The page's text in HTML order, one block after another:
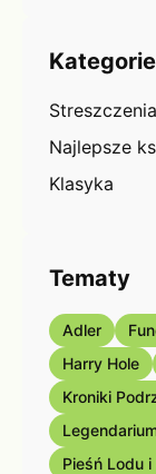
Kategorie
Streszczenia
Najlepsze
Klasyka
Tematy
Adler
Harry Hole
Kroniki
Pieśń Lodu i